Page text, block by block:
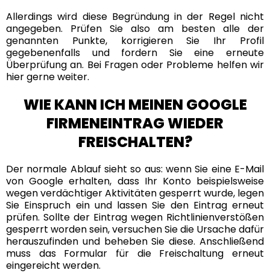
Allerdings wird diese Begründung in der Regel nicht
angegeben. Prüfen Sie also am besten alle der
genannten Punkte, korrigieren Sie Ihr Profil
gegebenenfalls und fordern Sie eine erneute
Überprüfung an. Bei Fragen oder Probleme helfen wir
hier gerne weiter.
WIE KANN ICH MEINEN GOOGLE
FIRMENEINTRAG WIEDER
FREISCHALTEN?
Der normale Ablauf sieht so aus: wenn Sie eine E-Mail
von Google erhalten, dass Ihr Konto beispielsweise
wegen verdächtiger Aktivitäten gesperrt wurde, legen
Sie Einspruch ein und lassen Sie den Eintrag erneut
prüfen. Sollte der Eintrag wegen Richtlinienverstößen
gesperrt worden sein, versuchen Sie die Ursache dafür
herauszufinden und beheben Sie diese. Anschließend
muss das Formular für die Freischaltung erneut
eingereicht werden.